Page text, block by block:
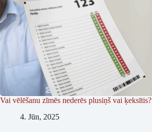
Vai vēlēšanu zīmēs nederēs plusiņš vai ķeksītis?
4. Jūn, 2025